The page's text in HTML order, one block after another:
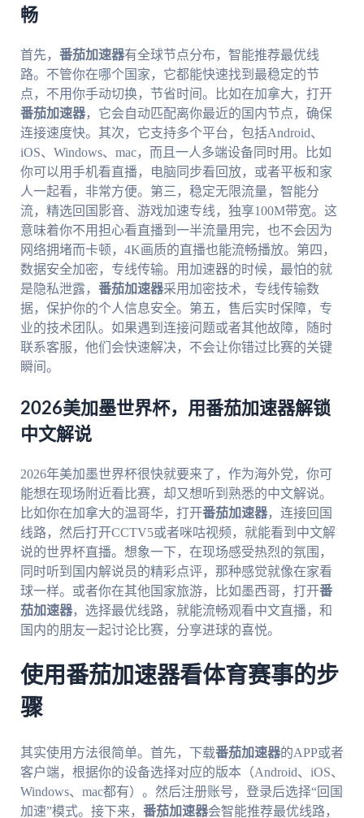
畅
首先， 番茄加速器有全球节点分布，智能推荐最优线
路。不管你在哪个国家，它都能快速找到最稳定的节
点，不用你手动切换，节省时间。比如在加拿大，打开
番茄加速器，它会自动匹配离你最近的国内节点，确保
连接速度快。其次，它支持多个平台，包括Android、
iOS、Windows、mac，而且一人多端设备同时用。比如
你可以用手机看直播，电脑同步看回放，或者平板和家
人一起看，非常方便。第三，稳定无限流量，智能分
流，精选回国影音、游戏加速专线，独享100M带宽。这
意味着你不用担心看直播到一半流量用完，也不会因为
网络拥堵而卡顿，4K画质的直播也能流畅播放。第四，
数据安全加密，专线传输。用加速器的时候，最怕的就
是隐私泄露， 番茄加速器采用加密技术，专线传输数
据，保护你的个人信息安全。第五，售后实时保障，专
业的技术团队。如果遇到连接问题或者其他故障，随时
联系客服，他们会快速解决，不会让你错过比赛的关键
瞬间。
2026美加墨世界杯，用番茄加速器解锁
中文解说
2026年美加墨世界杯很快就要来了，作为海外党，你可
能想在现场附近看比赛，却又想听到熟悉的中文解说。
比如你在加拿大的温哥华，打开番茄加速器，连接回国
线路，然后打开CCTV5或者咪咕视频，就能看到中文解
说的世界杯直播。想象一下，在现场感受热烈的氛围，
同时听到国内解说员的精彩点评，那种感觉就像在家看
球一样。或者你在其他国家旅游，比如墨西哥，打开番
茄加速器，选择最优线路，就能流畅观看中文直播，和
国内的朋友一起讨论比赛，分享进球的喜悦。
使用番茄加速器看体育赛事的步
骤
其实使用方法很简单。首先，下载番茄加速器的APP或者
客户端，根据你的设备选择对应的版本（Android、iOS、
Windows、mac都有）。然后注册账号，登录后选择“回国
加速”模式。接下来， 番茄加速器会智能推荐最优线路，